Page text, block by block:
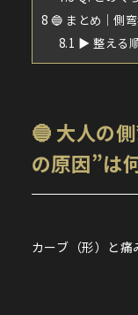
8 🔵 まとめ｜側
8.1 ▶︎ 整える
🔵 大人の
の原因”は
カーブ（形）と